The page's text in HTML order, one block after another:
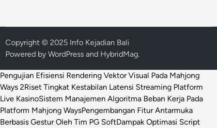
Copyright © 2025 Info Kejadian Bali
Powered byWordPress and HybridMag.
Pengujian Efisiensi Rendering Vektor Visual Pada Mahjong
Ways 2Riset Tingkat Kestabilan Latensi Streaming Platform
Live KasinoSistem Manajemen Algoritma Beban Kerja Pada
Platform Mahjong WaysPengembangan Fitur Antarmuka
Berbasis Gestur Oleh Tim PG SoftDampak Optimasi Script